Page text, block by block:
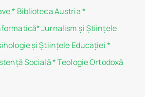
* Biblioteca Austria*
*Jurnalism şi Ştiinţele
şi Ştiinţele Educaţiei*
Socială*Teologie Ortodoxă